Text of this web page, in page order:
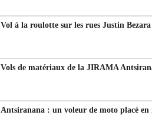
Vol à la roulotte sur les rues Justin
Vols de matériaux de la JIRAMA
Antsiranana : un voleur de moto placé en